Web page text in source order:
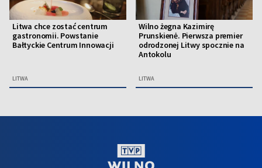
Litwa chce zostać centrum
gastronomii. Powstanie
Bałtyckie Centrum Innowacji
LITWA
Wilno żegna Kazimirę
Prunskienė. Pierwsza premier
odrodzonej Litwy spocznie na
Antokolu
LITWA